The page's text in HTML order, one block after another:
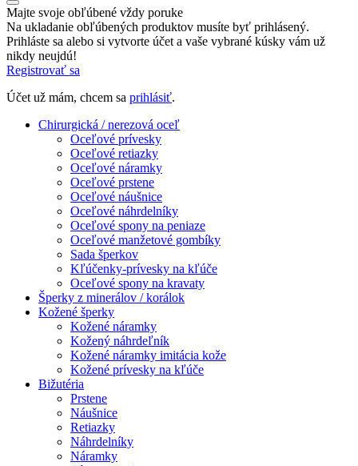
Majte svoje obľúbené vždy poruke
Na ukladanie obľúbených produktov musíte byť prihlásený.
Prihláste sa alebo si vytvorte účet a vaše vybrané kúsky vám už
nikdy neujdú!
Registrovať sa
Účet už mám, chcem sa prihlásiť.
Chirurgická / nerezová oceľ
Oceľové prívesky
Oceľové retiazky
Oceľové náramky
Oceľové prstene
Oceľové náušnice
Oceľové náhrdelníky
Oceľové spony na peniaze
Oceľové manžetové gombíky
Sada šperkov
Kľúčenky-prívesky na kľúče
Oceľové spony na kravaty
Šperky z minerálov / korálok
Kožené šperky
Kožené náramky
Kožený náhrdeľník
Kožené náramky imitácia kože
Kožené prívesky na kľúče
Bižutéria
Prstene
Náušnice
Retiazky
Náhrdelníky
Náramky